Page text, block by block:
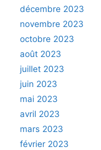
décembre 2023
novembre 2023
octobre 2023
août 2023
juillet 2023
juin 2023
mai 2023
avril 2023
mars 2023
février 2023